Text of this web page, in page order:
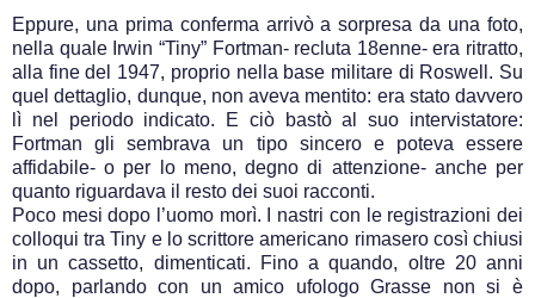
Eppure, una prima conferma arrivò a sorpresa da una foto,
nella quale Irwin “Tiny” Fortman- recluta 18enne- era ritratto,
alla fine del 1947, proprio nella base militare di Roswell. Su
quel dettaglio, dunque, non aveva mentito: era stato davvero
lì nel periodo indicato. E ciò bastò al suo intervistatore:
Fortman gli sembrava un tipo sincero e poteva essere
affidabile- o per lo meno, degno di attenzione- anche per
quanto riguardava il resto dei suoi racconti.
Poco mesi dopo l’uomo morì. I nastri con le registrazioni dei
colloqui tra Tiny e lo scrittore americano rimasero così chiusi
in un cassetto, dimenticati. Fino a quando, oltre 20 anni
dopo, parlando con un amico ufologo Grasse non si è